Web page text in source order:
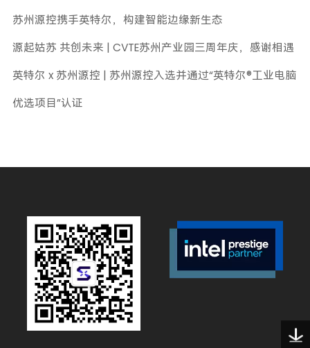
苏州源控携手英特尔，构建智能边缘新生态
源起姑苏 共创未来 | CVTE苏州产业园三周年庆，感谢相遇
英特尔 x 苏州源控 | 苏州源控入选并通过“英特尔®工业电脑
优选项目”认证